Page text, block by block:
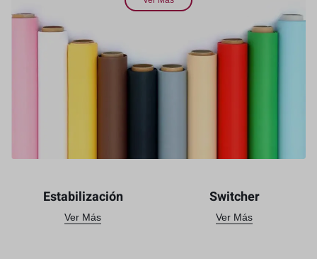
Estabilización
Ver Más
Switcher
Ver Más